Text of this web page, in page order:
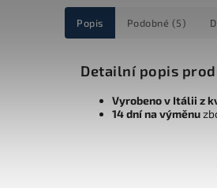
Popis Podobné (5)
Detailní popis
Vyrobeno v Itálii z
14 dní na výměnu